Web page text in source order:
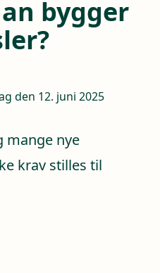
bygger
den 12. juni 2025
mange nye
krav stilles til